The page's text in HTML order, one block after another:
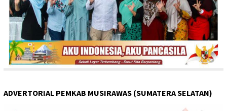
ADVERTORIAL PEMKAB MUSIRAWAS (SUMATERA SELATAN)